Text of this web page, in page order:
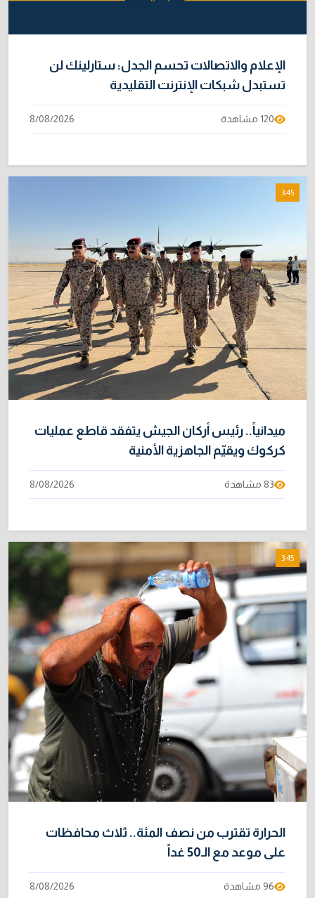
الإعلام والاتصالات تحسم الجدل: ستارلينك لن
تستبدل شبكات الإنترنت التقليدية
120 مشاهدة 8/08/2026
3:45
ميدانياً.. رئيس أركان الجيش يتفقد قاطع عمليات
كركوك ويقيّم الجاهزية الأمنية
83 مشاهدة 8/08/2026
3:45
الحرارة تقترب من نصف المئة.. ثلاث محافظات
على موعد مع الـ50 غداً
96 مشاهدة 8/08/2026